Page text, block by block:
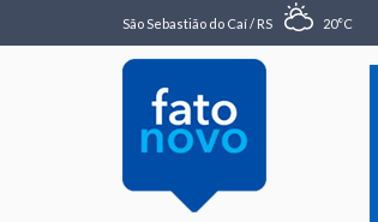
São Sebastião do Caí / RS 20°C